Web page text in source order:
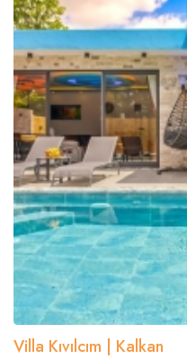
Villa Kıvılcım | Kalkan